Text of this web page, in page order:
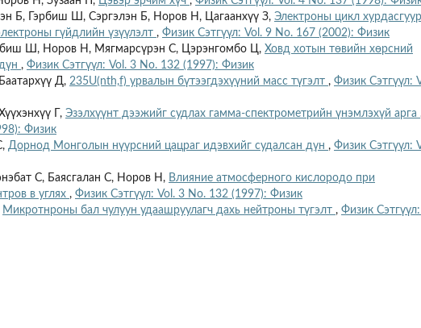
Б, Гэрбиш Ш, Сэргэлэн Б, Норов Н, Цагаанхүү З, Электроны цикл хурдасгуур
гүйдлийн үзүүлэлт , Физик Сэтгүүл: Vol. 9 No. 167 (2002): Физик
Ш, Норов Н, Мягмарсүрэн С, Цэрэнгомбо Ц, Ховд хотын төвийн хөрсний
, Физик Сэтгүүл: Vol. 3 No. 132 (1997): Физик
Д, 235U(nth,f) урвалын бүтээгдэхүүний масс түгэлт , Физик Сэтгүүл:
Г, Эзэлхүүнт дээжийг судлах гамма-спектрометрийн үнэмлэхүй арга
Физик
Дорнод Монголын нүүрсний цацраг идэвхийг судалсан дүн , Физик Сэтгүүл:
С, Баясгалан С, Норов Н, Влияние атмосферного кислородо при
в углях , Физик Сэтгүүл: Vol. 3 No. 132 (1997): Физик
Микротнроны бал чулуун удаашруулагч дахь нейтроны түгэлт , Физик